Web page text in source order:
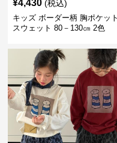
¥4,430 (税込)
キッズ ボーダー柄 胸ポケット
スウェット 80－130㎝ 2色